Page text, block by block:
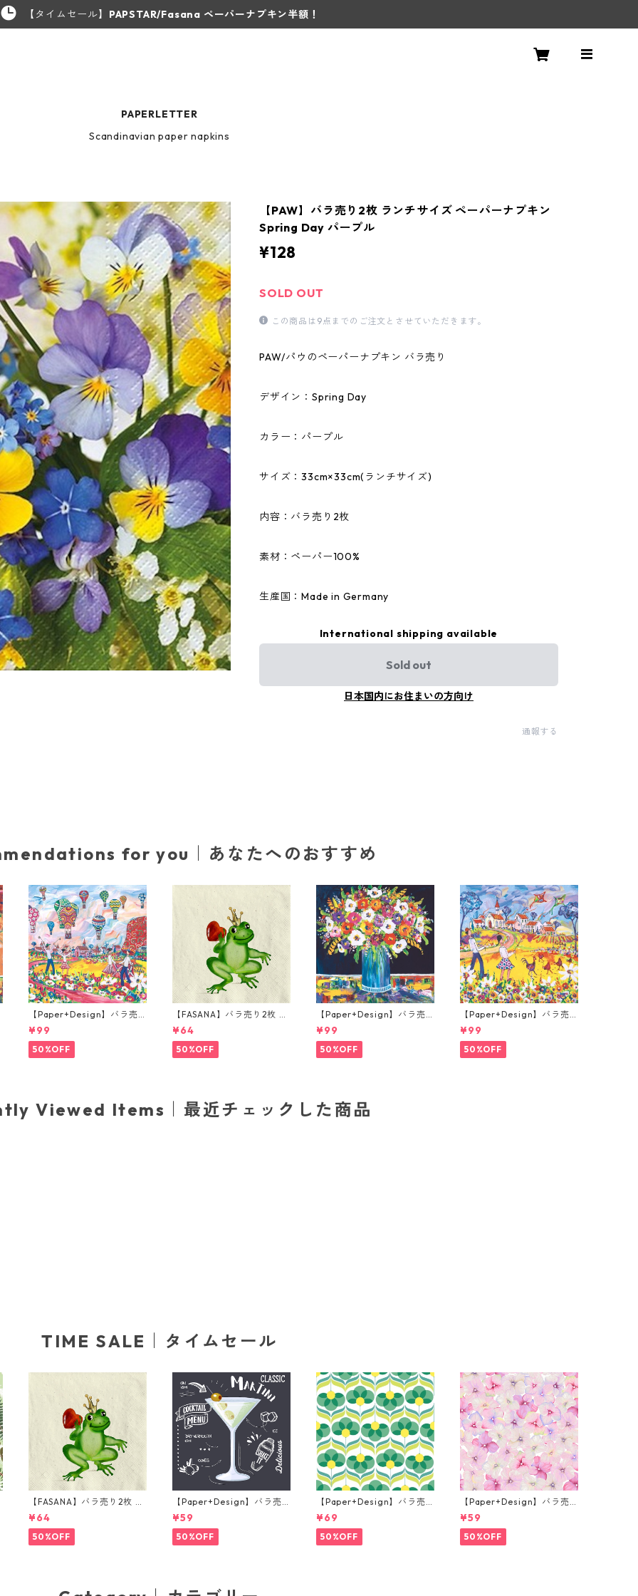
【タイムセール】 PAPSTAR/Fasana ペーパーナプキン半額！
PAPERLETTER
Scandinavian paper napkins
【PAW】バラ売り2枚 ランチサイズ ペーパーナプキン
Spring Day パープル
¥128
SOLD OUT
この商品は9点までのご注文とさせていただきます。
PAW/パウのペーパーナプキン バラ売り
デザイン：Spring Day
カラー：パープル
サイズ：33cm×33cm(ランチサイズ)
内容：バラ売り2枚
素材：ペーパー100%
生産国：Made in Germany
International shipping available
Sold out
日本国内にお住まいの方向け
通報する
for you｜あなたへのおすすめ
【Paper+Design】バラ売
り2枚 ランチサイズ ペーパ
ーナプキン Portchie Art Ch
ildren's Festival in Dinkel
sbuhl ライトブルー
¥99
50%OFF
【FASANA】バラ売り2枚 ラ
ンチサイズ ペーパーナプキ
ン Frog prince ナチュラル
¥64
50%OFF
【Paper+Design】バラ売
り2枚 ランチサイズ ペーパ
ーナプキン Portchie Art Mi
xed flowers in a blue vase
ブルー
¥99
50%OFF
【Paper+Design】バラ売
り2枚 ランチサイズ ペーパ
ーナプキン Portchie Art Bo
y and Girl flying Kites イ
エロー
¥99
50%OFF
Viewed Items｜最近チェックした商品
TIME SALE｜タイムセール
【FASANA】バラ売り2枚 ラ
ンチサイズ ペーパーナプキ
ン Frog prince ナチュラル
¥64
50%OFF
【Paper+Design】バラ売
り2枚 カクテルサイズ ペー
パーナプキン Martini ブラ
ック
¥59
50%OFF
【Paper+Design】バラ売
り2枚 ランチサイズ ペーパ
ーナプキン Geo Flowers グ
リーン
¥69
50%OFF
【Paper+Design】バラ売
り2枚 カクテルサイズ ペー
パーナプキン Small blosso
ms ピンク
¥59
50%OFF